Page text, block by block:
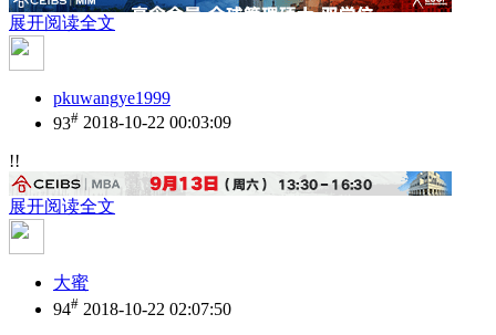
展开阅读全文
pkuwangye1999
93# 2018-10-22 00:03:09
!!
展开阅读全文
大蜜
94# 2018-10-22 02:07:50